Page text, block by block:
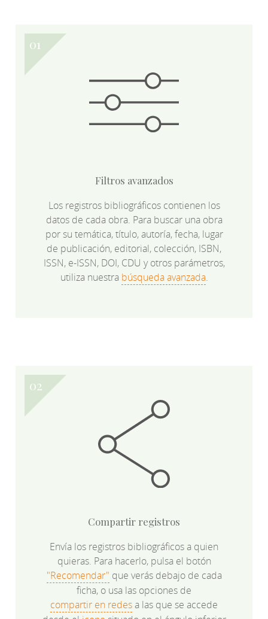
Filtros avanzados
Los registros bibliográficos contienen los
datos de cada obra. Para buscar una obra
por su temática, título, autoría, fecha, lugar
de publicación, editorial, colección, ISBN,
ISSN, e-ISSN, DOI, CDU y otros parámetros,
utiliza nuestra búsqueda avanzada.
Compartir registros
Envía los registros bibliográficos a quien
quieras. Para hacerlo, pulsa el botón
"Recomendar" que verás debajo de cada
ficha, o usa las opciones de
compartir en redesa las que se accede